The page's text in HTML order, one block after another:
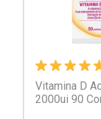
Vitamina D
2000ui 90